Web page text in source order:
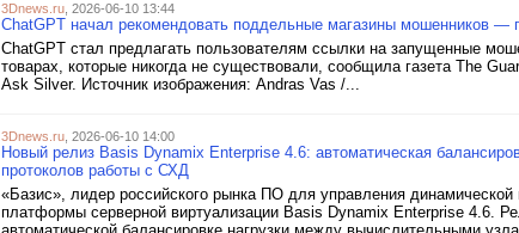
3Dnews.ru , 2026-06-10 13:44
ChatGPT начал рекомендовать поддельные магазины мошенников —
ChatGPT стал предлагать пользователям ссылки на запущенные
товарах, которые никогда не существовали, сообщила газета The
Ask Silver. Источник изображения: Andras Vas /...
3Dnews.ru , 2026-06-10 14:00
Новый релиз Basis Dynamix Enterprise 4.6: автоматическая
протоколов работы с СХД
«Базис», лидер российского рынка ПО для управления
платформы серверной виртуализации Basis Dynamix Enterprise 4.6.